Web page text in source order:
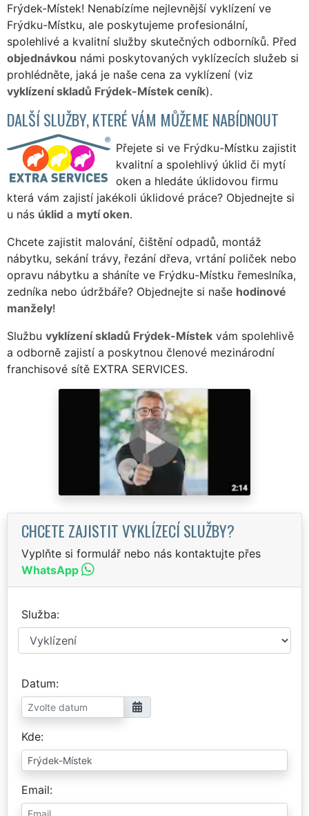
Frýdek-Místek! Nenabízíme nejlevnější vyklízení ve
Frýdku-Místku, ale poskytujeme profesionální,
spolehlivé a kvalitní služby skutečných odborníků. Před
objednávkou námi poskytovaných vyklízecích služeb si
prohlédněte, jaká je naše cena za vyklízení (viz
vyklízení skladů Frýdek-Místek ceník).
DALŠÍ SLUŽBY, KTERÉ VÁM MŮŽEME NABÍDNOUT
Přejete si ve Frýdku-Místku zajistit
kvalitní a spolehlivý úklid či mytí
oken a hledáte úklidovou firmu
která vám zajistí jakékoli úklidové práce? Objednejte si
u nás úklid a mytí oken.
Chcete zajistit malování, čištění odpadů, montáž
nábytku, sekání trávy, řezání dřeva, vrtání poliček nebo
opravu nábytku a sháníte ve Frýdku-Místku řemeslníka,
zedníka nebo údržbáře? Objednejte si naše hodinové
manžely!
Službu vyklízení skladů Frýdek-Místek vám spolehlivě
a odborně zajistí a poskytnou členové mezinárodní
franchisové sítě EXTRA SERVICES.
CHCETE ZAJISTIT VYKLÍZECÍ SLUŽBY?
Vyplňte si formulář nebo nás kontaktujte přes
WhatsApp
Služba
Datum
Kde
Email